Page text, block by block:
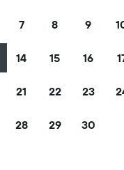
7 8 9
14 15 16
21 22 23
28 29 30